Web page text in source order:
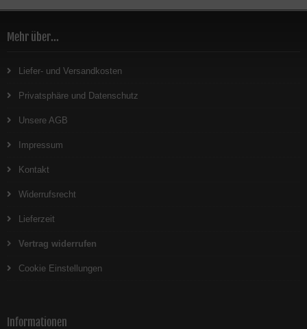
Mehr über...
Liefer- und Versandkosten
Privatsphäre und Datenschutz
Unsere AGB
Impressum
Kontakt
Widerrufsrecht
Lieferzeit
Vertrag widerrufen
Cookie Einstellungen
Informationen